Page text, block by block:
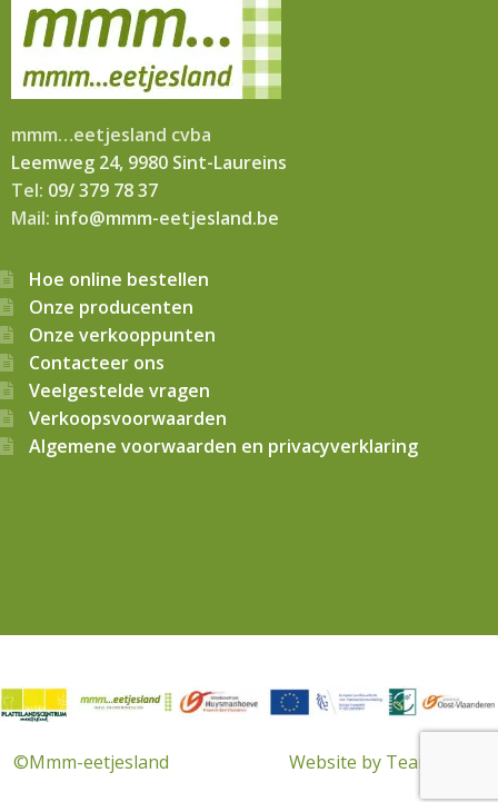
mmm…eetjesland cvba
Leemweg 24, 9980 Sint-Laureins
Tel: 09/ 379 78 37
Mail: info@mmm-eetjesland.be
Hoe online bestellen
Onze producenten
Onze verkooppunten
Contacteer ons
Veelgestelde vragen
Verkoopsvoorwaarden
Algemene voorwaarden en privacyverklaring
©Mmm-eetjesland Website by Team Made